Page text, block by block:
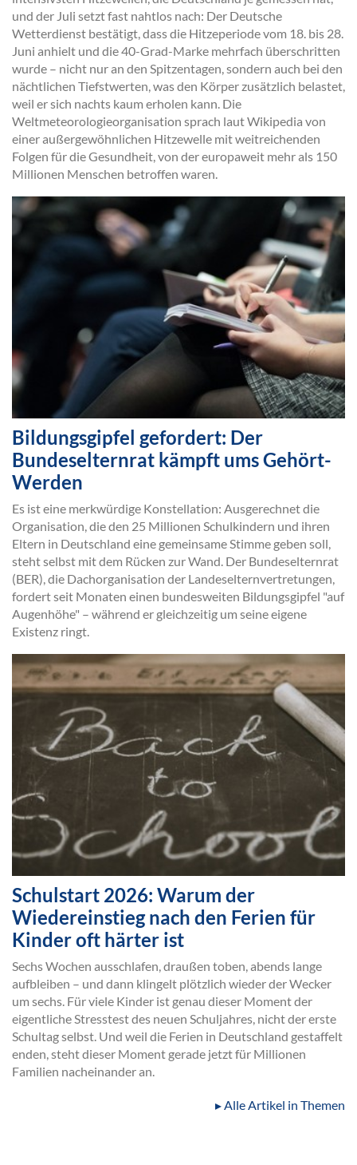
und der Juli setzt fast nahtlos nach: Der Deutsche
Wetterdienst bestätigt, dass die Hitzeperiode vom 18. bis 28.
Juni anhielt und die 40-Grad-Marke mehrfach überschritten
wurde – nicht nur an den Spitzentagen, sondern auch bei den
nächtlichen Tiefstwerten, was den Körper zusätzlich belastet,
weil er sich nachts kaum erholen kann. Die
Weltmeteorologieorganisation sprach laut Wikipedia von
einer außergewöhnlichen Hitzewelle mit weitreichenden
Folgen für die Gesundheit, von der europaweit mehr als 150
Millionen Menschen betroffen waren.
Bildungsgipfel gefordert: Der
Bundeselternrat kämpft ums Gehört-
Werden
Es ist eine merkwürdige Konstellation: Ausgerechnet die
Organisation, die den 25 Millionen Schulkindern und ihren
Eltern in Deutschland eine gemeinsame Stimme geben soll,
steht selbst mit dem Rücken zur Wand. Der Bundeselternrat
(BER), die Dachorganisation der Landeselternvertretungen,
fordert seit Monaten einen bundesweiten Bildungsgipfel "auf
Augenhöhe" – während er gleichzeitig um seine eigene
Existenz ringt.
Schulstart 2026: Warum der
Wiedereinstieg nach den Ferien für
Kinder oft härter ist
Sechs Wochen ausschlafen, draußen toben, abends lange
aufbleiben – und dann klingelt plötzlich wieder der Wecker
um sechs. Für viele Kinder ist genau dieser Moment der
eigentliche Stresstest des neuen Schuljahres, nicht der erste
Schultag selbst. Und weil die Ferien in Deutschland gestaffelt
enden, steht dieser Moment gerade jetzt für Millionen
Familien nacheinander an.
▸ Alle Artikel in Themen